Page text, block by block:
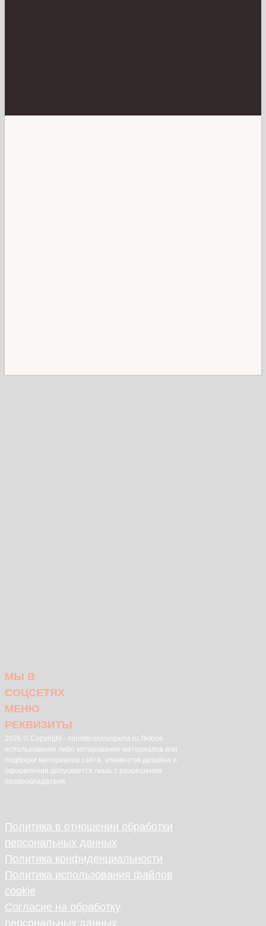
МЫ В
СОЦСЕТЯХ
МЕНЮ
РЕКВИЗИТЫ
2026 © Copyright - ministerstvouspeha.ru Любое
использование либо копирование материалов или
подборки материалов сайта, элементов дизайна и
оформления допускается лишь с разрешения
правообладателя.
Политика в отношении обработки
персональных данных
Политика конфиденциальности
Политика использования файлов
cookie
Согласие на обработку
персональных данных